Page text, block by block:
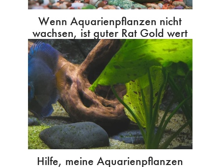
Wenn Aquarienpflanzen nicht
wachsen, ist guter Rat Gold wert
Hilfe, meine Aquarienpflanzen